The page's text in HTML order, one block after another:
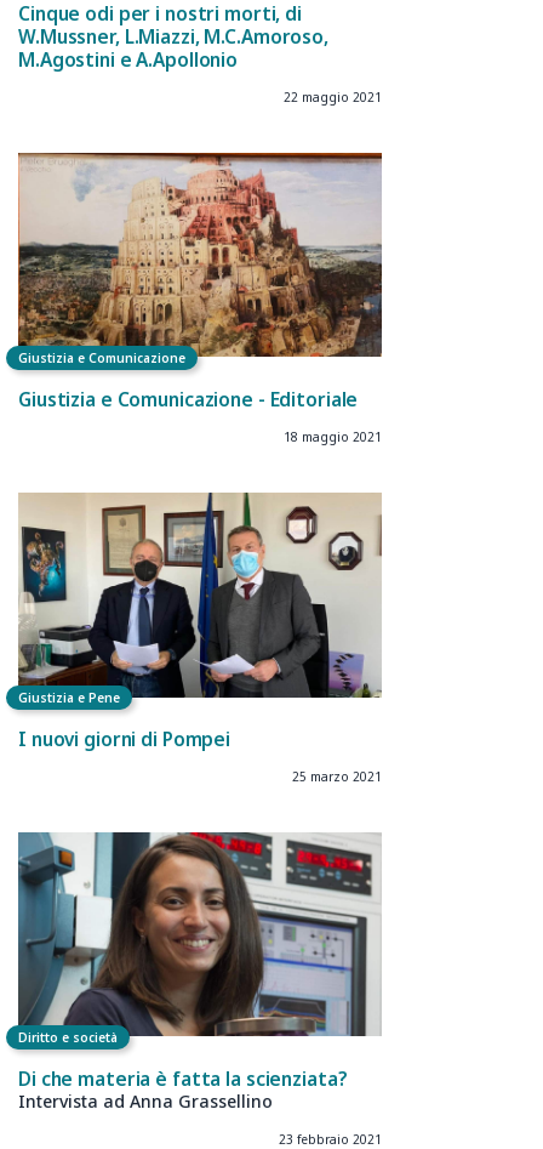
Cinque odi per i nostri morti, di
W.Mussner, L.Miazzi, M.C.Amoroso,
M.Agostini e A.Apollonio
22 maggio 2021
Giustizia e Comunicazione
Giustizia e Comunicazione - Editoriale
18 maggio 2021
Giustizia e Pene
I nuovi giorni di Pompei
25 marzo 2021
Diritto e società
Di che materia è fatta la scienziata?
Intervista ad Anna Grassellino
23 febbraio 2021